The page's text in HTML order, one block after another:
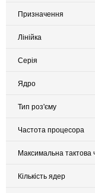
Призначення
Лінійка
Серія
Ядро
Тип роз'єму
Частота процесора
Максимальна тактова
Кількість ядер